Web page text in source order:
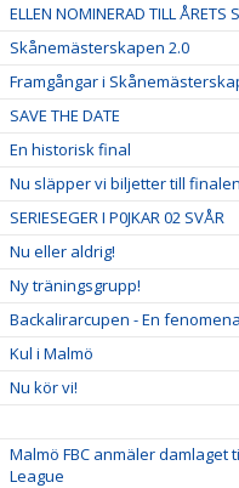
ELLEN NOMINERAD TILL ÅRETS
Skånemästerskapen 2.0
Framgångar i
SAVE THE DATE
En historisk final
Nu släpper vi biljetter till
SERIESEGER I P0JKAR 02 SVÅR
Nu eller aldrig!
Ny träningsgrupp!
Backalirarcupen - En
Kul i Malmö
Nu kör vi!
Malmö FBC anmäler damlaget
League